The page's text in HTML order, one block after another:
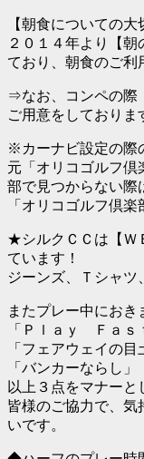
【朝食についての大
２０１４年より【
ており、朝食のご利
⇒なお、コンペの際
ご用意をしておりま
※カーナビ設定の際
元「オリコゴルフ倶
部で見つからない際
「オリコゴルフ倶楽
★シルクＣＣは【Ｗ
ています！
ジーンズ、Ｔシャツ
またプレー中におき
「Ｐｌａｙ Ｆａｓ
「フェアウェイの
「バンカーならし」
以上３点をマナーと
皆様のご協力で、気
いです。